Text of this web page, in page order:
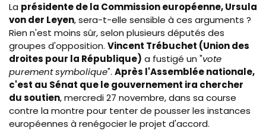
La présidente de la Commission européenne, Ursula
vonder Leyen, sera-t-elle sensible à ces arguments ?
Rien n'est moins sûr, selon plusieurs députés des
groupes d'opposition. Vincent Trébuchet (Union des
droites pour la République) a fustigé un "vote
purement symbolique". Après l'Assemblée nationale,
c'est au Sénat que le gouvernement ira chercher
du soutien, mercredi 27 novembre, dans sa course
contre la montre pour tenter de pousser les instances
européennes à renégocier le projet d'accord.